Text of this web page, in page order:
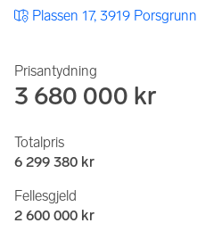
Plassen 17, 3919 Porsgrunn
Prisantydning
3 680 000 kr
Totalpris
6 299 380 kr
Fellesgjeld
2 600 000 kr